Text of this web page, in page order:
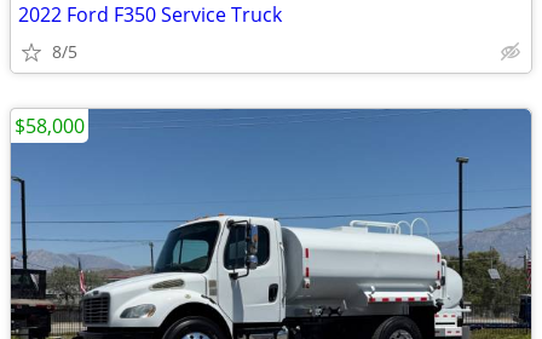
2022 Ford F350 Service Truck
8/5
$58,000